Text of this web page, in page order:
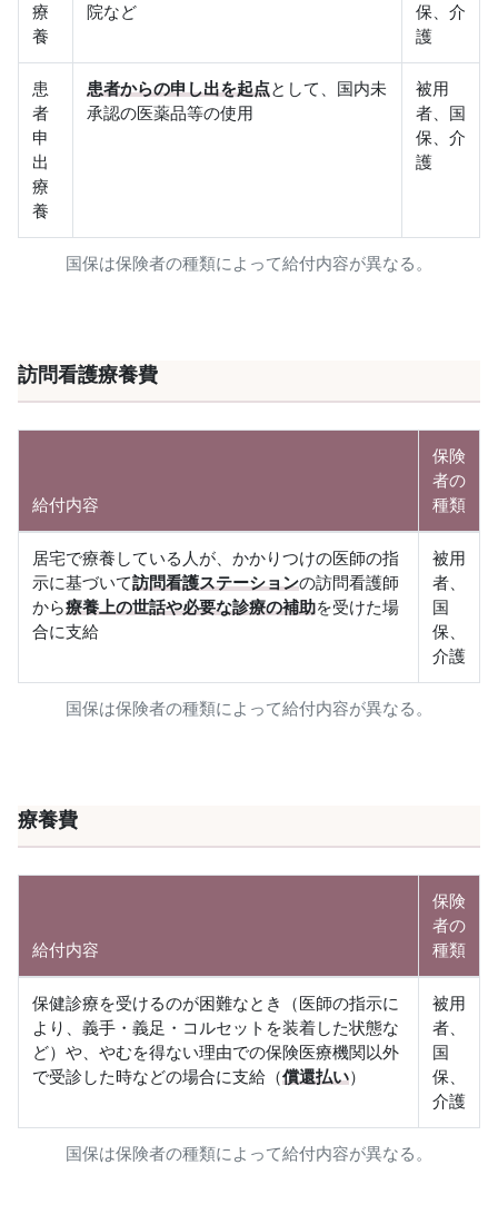
療
養
院など
保、介
護
患
者
申
出
療
養
患者からの申し出を起点として、国内未
承認の医薬品等の使用
被用
者、国
保、介
護
国保は保険者の種類によって給付内容が異なる。
訪問看護療養費
給付内容
保険
者の
種類
居宅で療養している人が、かかりつけの医師の指
示に基づいて訪問看護ステーションの訪問看護師
から療養上の世話や必要な診療の補助を受けた場
合に支給
被用
者、
国
保、
介護
国保は保険者の種類によって給付内容が異なる。
療養費
給付内容
保険
者の
種類
保健診療を受けるのが困難なとき（医師の指示に
より、義手・義足・コルセットを装着した状態な
ど）や、やむを得ない理由での保険医療機関以外
で受診した時などの場合に支給（償還払い）
被用
者、
国
保、
介護
国保は保険者の種類によって給付内容が異なる。